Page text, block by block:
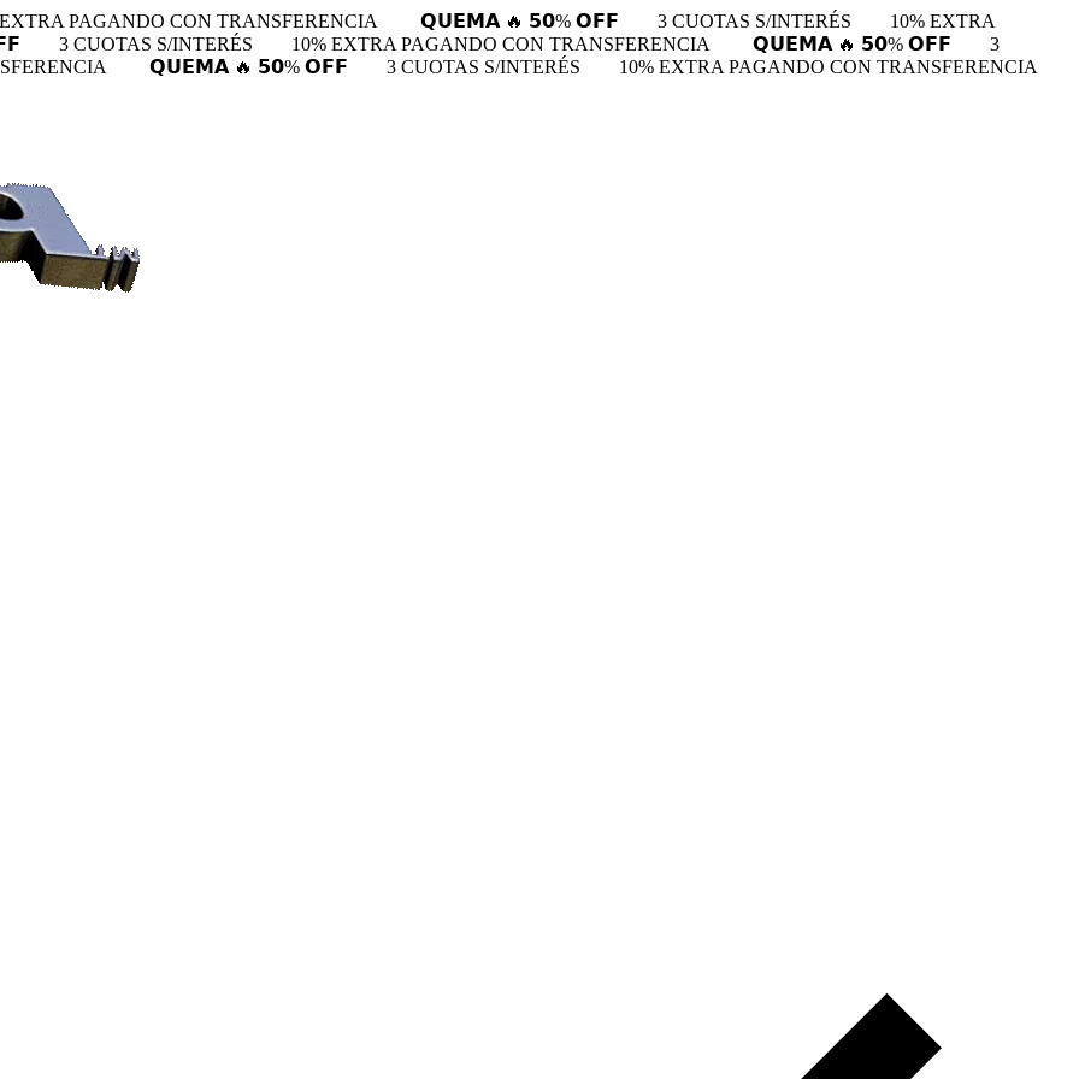
PAGANDO CON TRANSFERENCIA 𝗤𝗨𝗘𝗠𝗔 🔥 𝟱𝟬% 𝗢𝗙𝗙 3 CUOTAS S/INTERÉS
10% EXTRA
3 CUOTAS S/INTERÉS 10% EXTRA PAGANDO CON TRANSFERENCIA 𝗤𝗨𝗘𝗠𝗔 🔥 𝟱𝟬% 𝗢𝗙𝗙
3
𝗤𝗨𝗘𝗠𝗔 🔥 𝟱𝟬% 𝗢𝗙𝗙 3 CUOTAS S/INTERÉS 10% EXTRA PAGANDO CON TRANSFERENCIA